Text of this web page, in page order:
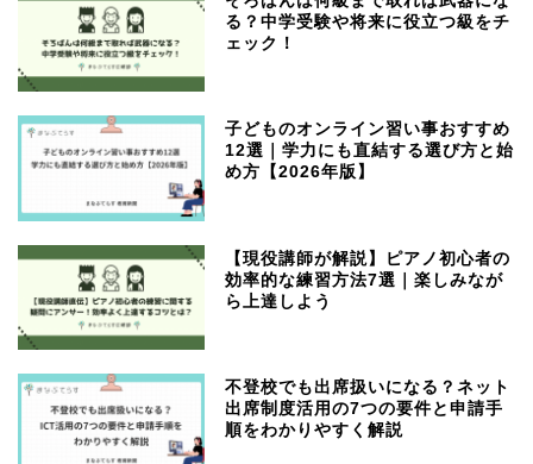
る？中学受験や将来に役立つ級をチ
ェック！
子どものオンライン習い事おすすめ
12選｜学力にも直結する選び方と始
め方【2026年版】
【現役講師が解説】ピアノ初心者の
効率的な練習方法7選｜楽しみなが
ら上達しよう
不登校でも出席扱いになる？ネット
出席制度活用の7つの要件と申請手
順をわかりやすく解説